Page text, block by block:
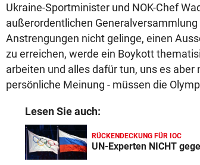
Ukraine-Sportminister und NOK-Chef
außerordentlichen
Anstrengungen nicht gelinge, einen
zu erreichen, werde ein Boykott
arbeiten und alles dafür tun, uns es
persönliche Meinung - müssen die
Lesen Sie auch:
RÜCKENDECKUNG FÜR IOC
UN-Experten NICHT